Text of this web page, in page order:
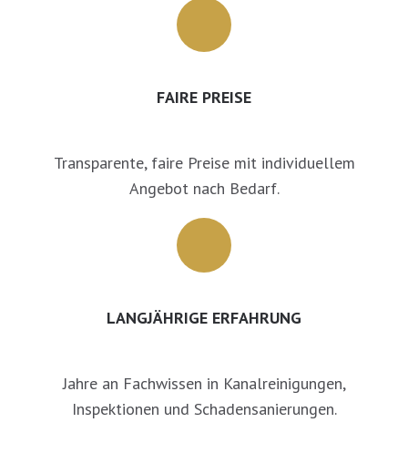
FAIRE PREISE
Transparente, faire Preise mit individuellem
Angebot nach Bedarf.
LANGJÄHRIGE ERFAHRUNG
Jahre an Fachwissen in Kanalreinigungen,
Inspektionen und Schadensanierungen.